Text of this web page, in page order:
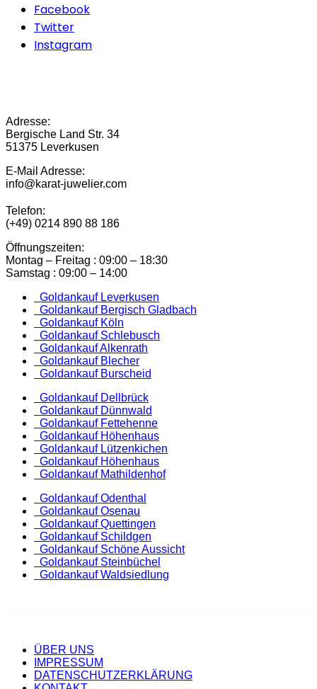
Facebook
Twitter
Instagram
Adresse:
Bergische Land Str. 34
51375 Leverkusen
E-Mail Adresse:
info@karat-juwelier.com
Telefon:
(+49) 0214 890 88 186
Öffnungszeiten:
Montag – Freitag : 09:00 – 18:30
Samstag : 09:00 – 14:00
Goldankauf Leverkusen
Goldankauf Bergisch Gladbach
Goldankauf Köln
Goldankauf Schlebusch
Goldankauf Alkenrath
Goldankauf Blecher
Goldankauf Burscheid
Goldankauf Dellbrück
Goldankauf Dünnwald
Goldankauf Fettehenne
Goldankauf Höhenhaus
Goldankauf Lützenkichen
Goldankauf Höhenhaus
Goldankauf Mathildenhof
Goldankauf Odenthal
Goldankauf Osenau
Goldankauf Quettingen
Goldankauf Schildgen
Goldankauf Schöne Aussicht
Goldankauf Steinbüchel
Goldankauf Waldsiedlung
ÜBER UNS
IMPRESSUM
DATENSCHUTZERKLÄRUNG